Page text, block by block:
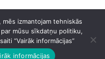
Privātuma politika
WP Royal
izmantojam tehniskās
mūsu sīkdatņu politiku,
“Vairāk informācijas”
informācijas